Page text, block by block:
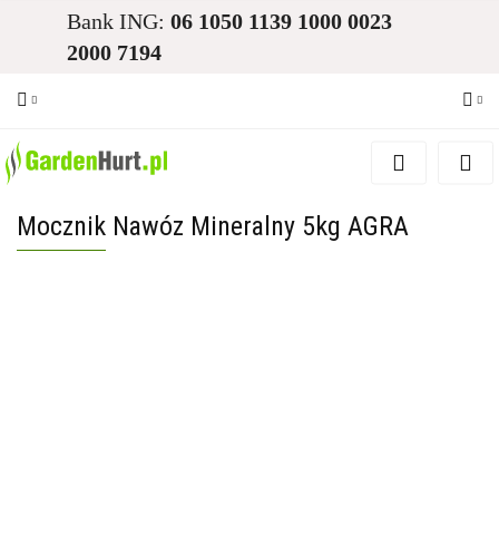
Bank ING: 06 1050 1139 1000 0023
2000 7194
Zaloguj się
Dodaj zgłoszenie
Mocznik Nawóz Mineralny 5kg AGRA